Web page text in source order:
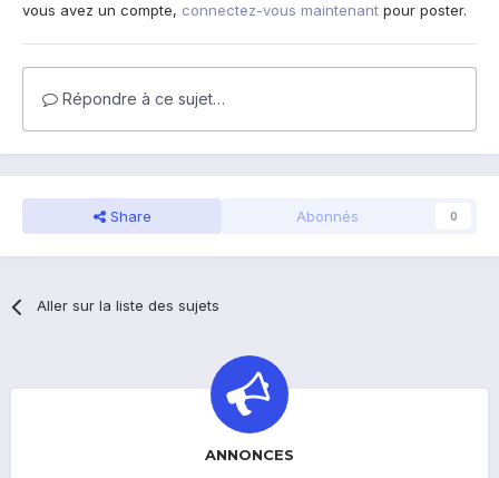
vous avez un compte, connectez-vous maintenant pour poster.
Répondre à ce sujet…
Share Abonnés 0
Aller sur la liste des sujets
ANNONCES